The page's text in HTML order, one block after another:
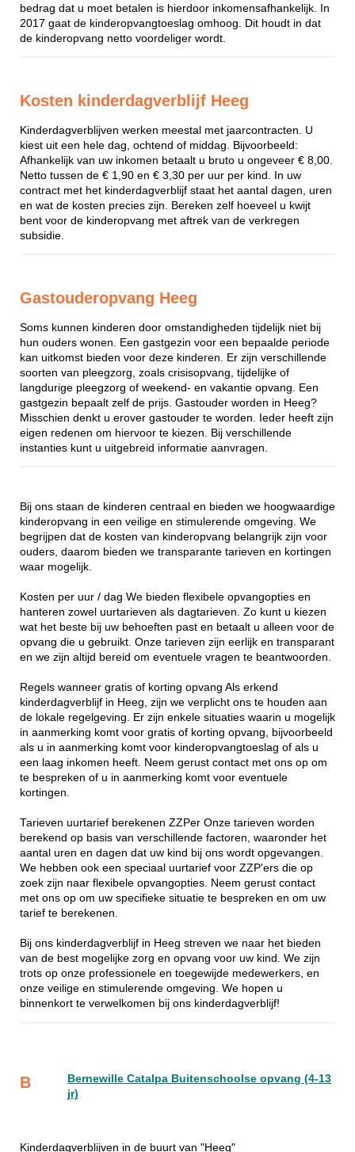
bedrag dat u moet betalen is hierdoor inkomensafhankelijk. In
2017 gaat de kinderopvangtoeslag omhoog. Dit houdt in dat
de kinderopvang netto voordeliger wordt.
Kosten kinderdagverblijf Heeg
Kinderdagverblijven werken meestal met jaarcontracten. U
kiest uit een hele dag, ochtend of middag. Bijvoorbeeld:
Afhankelijk van uw inkomen betaalt u bruto u ongeveer € 8,00.
Netto tussen de € 1,90 en € 3,30 per uur per kind. In uw
contract met het kinderdagverblijf staat het aantal dagen, uren
en wat de kosten precies zijn. Bereken zelf hoeveel u kwijt
bent voor de kinderopvang met aftrek van de verkregen
subsidie.
Gastouderopvang Heeg
Soms kunnen kinderen door omstandigheden tijdelijk niet bij
hun ouders wonen. Een gastgezin voor een bepaalde periode
kan uitkomst bieden voor deze kinderen. Er zijn verschillende
soorten van pleegzorg, zoals crisisopvang, tijdelijke of
langdurige pleegzorg of weekend- en vakantie opvang. Een
gastgezin bepaalt zelf de prijs. Gastouder worden in Heeg?
Misschien denkt u erover gastouder te worden. Ieder heeft zijn
eigen redenen om hiervoor te kiezen. Bij verschillende
instanties kunt u uitgebreid informatie aanvragen.
Bij ons staan de kinderen centraal en bieden we hoogwaardige
kinderopvang in een veilige en stimulerende omgeving. We
begrijpen dat de kosten van kinderopvang belangrijk zijn voor
ouders, daarom bieden we transparante tarieven en kortingen
waar mogelijk.
Kosten per uur / dag We bieden flexibele opvangopties en
hanteren zowel uurtarieven als dagtarieven. Zo kunt u kiezen
wat het beste bij uw behoeften past en betaalt u alleen voor de
opvang die u gebruikt. Onze tarieven zijn eerlijk en transparant
en we zijn altijd bereid om eventuele vragen te beantwoorden.
Regels wanneer gratis of korting opvang Als erkend
kinderdagverblijf in Heeg, zijn we verplicht ons te houden aan
de lokale regelgeving. Er zijn enkele situaties waarin u mogelijk
in aanmerking komt voor gratis of korting opvang, bijvoorbeeld
als u in aanmerking komt voor kinderopvangtoeslag of als u
een laag inkomen heeft. Neem gerust contact met ons op om
te bespreken of u in aanmerking komt voor eventuele
kortingen.
Tarieven uurtarief berekenen ZZPer Onze tarieven worden
berekend op basis van verschillende factoren, waaronder het
aantal uren en dagen dat uw kind bij ons wordt opgevangen.
We hebben ook een speciaal uurtarief voor ZZP'ers die op
zoek zijn naar flexibele opvangopties. Neem gerust contact
met ons op om uw specifieke situatie te bespreken en om uw
tarief te berekenen.
Bij ons kinderdagverblijf in Heeg streven we naar het bieden
van de best mogelijke zorg en opvang voor uw kind. We zijn
trots op onze professionele en toegewijde medewerkers, en
onze veilige en stimulerende omgeving. We hopen u
binnenkort te verwelkomen bij ons kinderdagverblijf!
B
Bernewille Catalpa Buitenschoolse opvang (4-13
jr)
Kinderdagverblijven in de buurt van "Heeg"